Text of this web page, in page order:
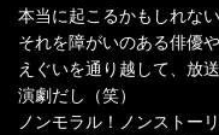
本当に起こるかもしれな
それを障がいのある俳優
えぐいを通り越して、放
演劇だし（笑）
ノンモラル！ノンストーリ